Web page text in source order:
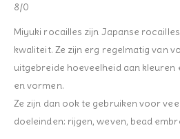
8/0
Miyuki rocailles zijn Japanse
kwaliteit. Ze zijn erg regelmatig van
uitgebreide hoeveelheid aan kleuren
en vormen.
Ze zijn dan ook te gebruiken voor
doeleinden: rijgen, weven, bead